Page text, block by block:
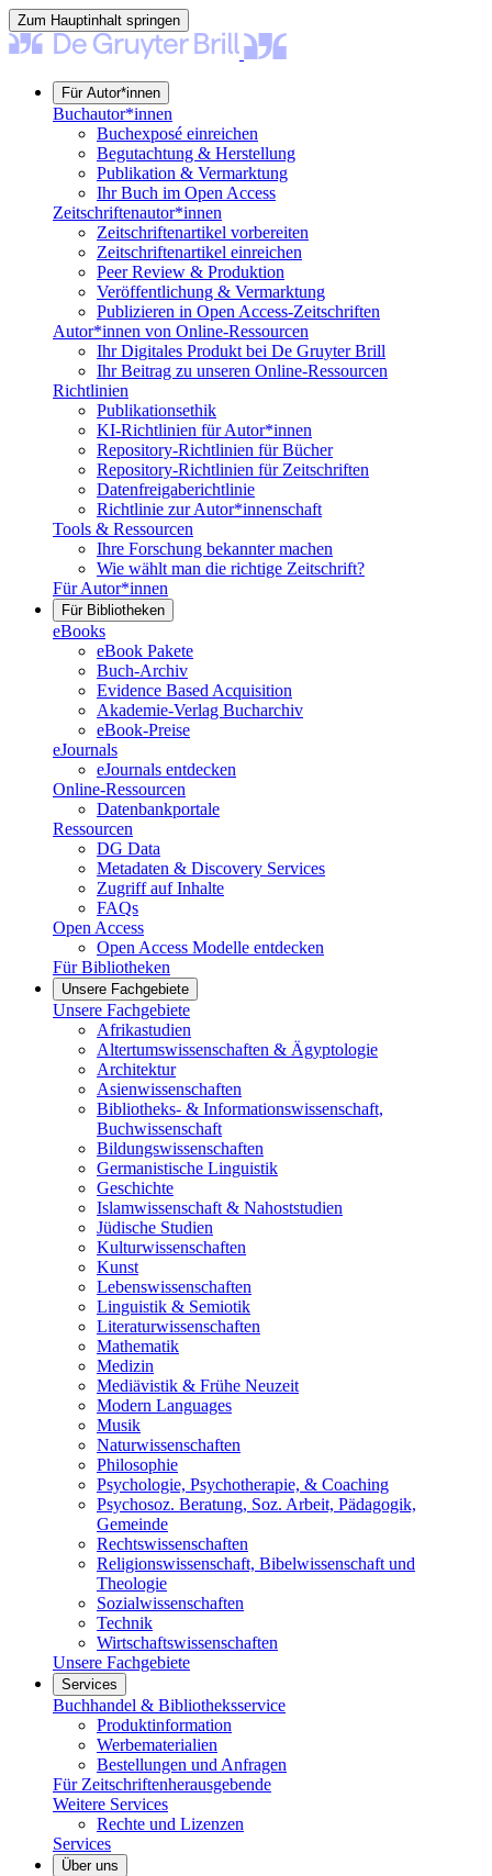
Zum Hauptinhalt springen
Für Autor*innen
Buchautor*innen
Buchexposé einreichen
Begutachtung & Herstellung
Publikation & Vermarktung
Ihr Buch im Open Access
Zeitschriftenautor*innen
Zeitschriftenartikel vorbereiten
Zeitschriftenartikel einreichen
Peer Review & Produktion
Veröffentlichung & Vermarktung
Publizieren in Open Access-Zeitschriften
Autor*innen von Online-Ressourcen
Ihr Digitales Produkt bei De Gruyter Brill
Ihr Beitrag zu unseren Online-Ressourcen
Richtlinien
Publikationsethik
KI-Richtlinien für Autor*innen
Repository-Richtlinien für Bücher
Repository-Richtlinien für Zeitschriften
Datenfreigaberichtlinie
Richtlinie zur Autor*innenschaft
Tools & Ressourcen
Ihre Forschung bekannter machen
Wie wählt man die richtige Zeitschrift?
Für Autor*innen
Für Bibliotheken
eBooks
eBook Pakete
Buch-Archiv
Evidence Based Acquisition
Akademie-Verlag Bucharchiv
eBook-Preise
eJournals
eJournals entdecken
Online-Ressourcen
Datenbankportale
Ressourcen
DG Data
Metadaten & Discovery Services
Zugriff auf Inhalte
FAQs
Open Access
Open Access Modelle entdecken
Für Bibliotheken
Unsere Fachgebiete
Unsere Fachgebiete
Afrikastudien
Altertumswissenschaften & Ägyptologie
Architektur
Asienwissenschaften
Bibliotheks- & Informationswissenschaft,
Buchwissenschaft
Bildungswissenschaften
Germanistische Linguistik
Geschichte
Islamwissenschaft & Nahoststudien
Jüdische Studien
Kulturwissenschaften
Kunst
Lebenswissenschaften
Linguistik & Semiotik
Literaturwissenschaften
Mathematik
Medizin
Mediävistik & Frühe Neuzeit
Modern Languages
Musik
Naturwissenschaften
Philosophie
Psychologie, Psychotherapie, & Coaching
Psychosoz. Beratung, Soz. Arbeit, Pädagogik,
Gemeinde
Rechtswissenschaften
Religionswissenschaft, Bibelwissenschaft und
Theologie
Sozialwissenschaften
Technik
Wirtschaftswissenschaften
Unsere Fachgebiete
Services
Buchhandel & Bibliotheksservice
Produktinformation
Werbematerialien
Bestellungen und Anfragen
Für Zeitschriftenherausgebende
Weitere Services
Rechte und Lizenzen
Services
Über uns